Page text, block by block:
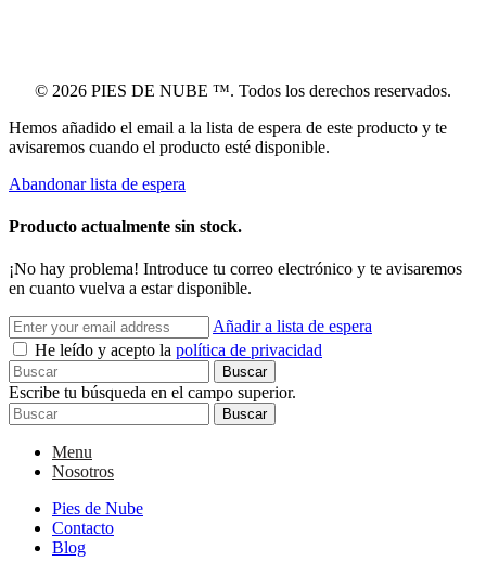
© 2026 PIES DE NUBE ™. Todos los derechos reservados.
Hemos añadido el email a la lista de espera de este producto y te
avisaremos cuando el producto esté disponible.
Abandonar lista de espera
Producto actualmente sin stock.
¡No hay problema! Introduce tu correo electrónico y te avisaremos
en cuanto vuelva a estar disponible.
Añadir a lista de espera
He leído y acepto la política de privacidad
Buscar
Escribe tu búsqueda en el campo superior.
Buscar
Menu
Nosotros
Pies de Nube
Contacto
Blog